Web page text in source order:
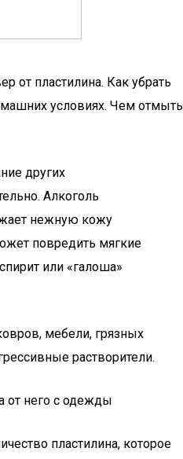
от пластилина. Как убрать
условиях. Чем отмыть
других
Алкоголь
нежную кожу
повредить мягкие
или «галоша»
мебели, грязных
растворители.
от него с одежды
пластилина, которое